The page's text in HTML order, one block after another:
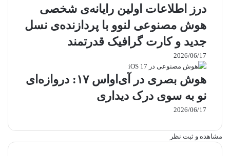
درز اطلاعات اولین رایانه‌ی شخصی
هوش مصنوعی لنوو با پردازنده‌ی نسل
جدید و کارت گرافیک قدرتمند
2026/06/17
هوش بصری در آی‌او‌اس ۱۷: دروازه‌ای
نو به سوی درک دیداری
2026/06/17
مشاهده و ثبت نظر